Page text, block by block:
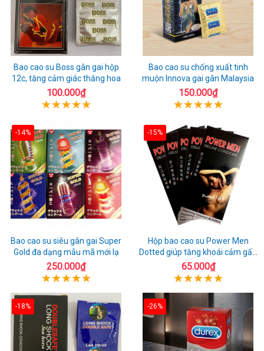
Bao cao su Boss gân gai hộp
12c, tăng cảm giác thăng hoa
100.000₫
Bao cao su chống xuất tinh
muộn Innova gai gân Malaysia
150.000₫
-14%
Bao cao su siêu gân gai Super
Gold đa dạng mẫu mã mới lạ
250.000₫
-15%
Hộp bao cao su Power Men
Dotted giúp tăng khoái cảm gấp
đôi
65.000₫
-18% -26%